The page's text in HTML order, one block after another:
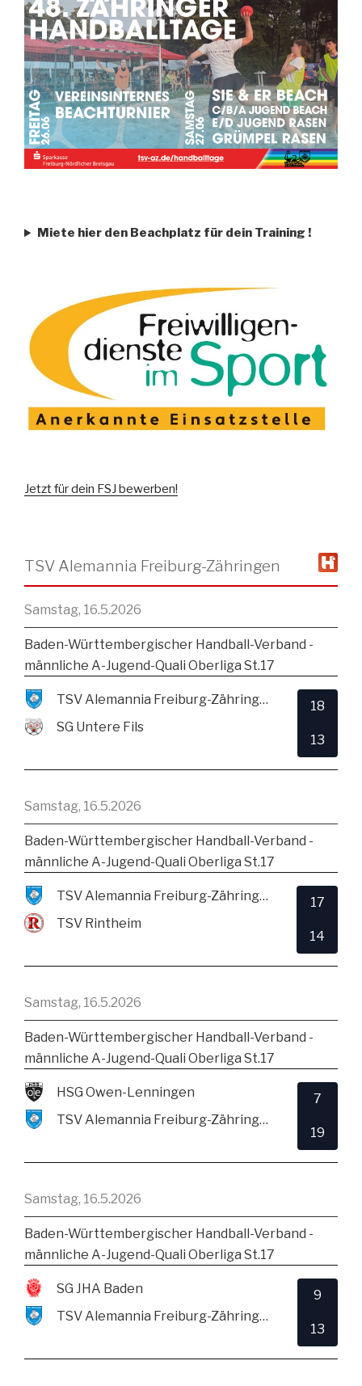
Miete hier den Beachplatz für dein Training !
Jetzt für dein FSJ bewerben!
TSV Alemannia Freiburg-Zähringen
Samstag, 16.5.2026
Baden-Württembergischer Handball-Verband -
männliche A-Jugend-Quali Oberliga St.17
TSV Alemannia Freiburg-Zähringen
SG Untere Fils
18
13
Samstag, 16.5.2026
Baden-Württembergischer Handball-Verband -
männliche A-Jugend-Quali Oberliga St.17
TSV Alemannia Freiburg-Zähringen
TSV Rintheim
17
14
Samstag, 16.5.2026
Baden-Württembergischer Handball-Verband -
männliche A-Jugend-Quali Oberliga St.17
HSG Owen-Lenningen
TSV Alemannia Freiburg-Zähringen
7
19
Samstag, 16.5.2026
Baden-Württembergischer Handball-Verband -
männliche A-Jugend-Quali Oberliga St.17
SG JHA Baden
TSV Alemannia Freiburg-Zähringen
9
13